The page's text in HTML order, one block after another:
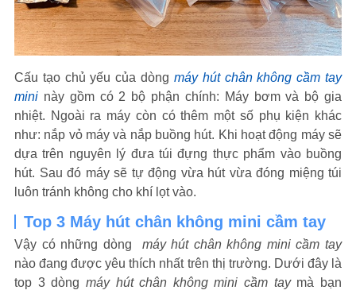
Cấu tạo chủ yếu của dòng máy hút chân không cầm tay
mini này gồm có 2 bộ phận chính: Máy bơm và bộ gia
nhiệt. Ngoài ra máy còn có thêm một số phụ kiện khác
như: nắp vỏ máy và nắp buồng hút. Khi hoạt động máy sẽ
dựa trên nguyên lý đưa túi đựng thực phẩm vào buồng
hút. Sau đó máy sẽ tự động vừa hút vừa đóng miệng túi
luôn tránh không cho khí lọt vào.
Top 3 Máy hút chân không mini cầm tay
Vậy có những dòng
máy hút chân không mini cầm tay
nào đang được yêu thích nhất trên thị trường. Dưới đây là
top 3 dòng máy hút chân không mini cầm taymà bạn